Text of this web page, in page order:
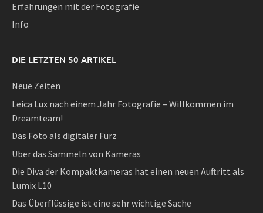
Erfahrungen mit der Fotografie
Info
DIE LETZTEN 50 ARTIKEL
Neue Zeiten
Leica Lux nach einem Jahr Fotografie – Willkommen im
Dreamteam!
Das Foto als digitaler Furz
Über das Sammeln von Kameras
Die Diva der Kompaktkameras hat einen neuen Auftritt als
Lumix L10
Das Überflüssige ist eine sehr wichtige Sache